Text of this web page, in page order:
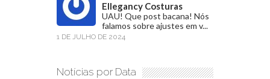
Ellegancy Costuras
UAU! Que post bacana! Nós
falamos sobre ajustes em v...
1 DE JULHO DE 2024
Notícias por Data